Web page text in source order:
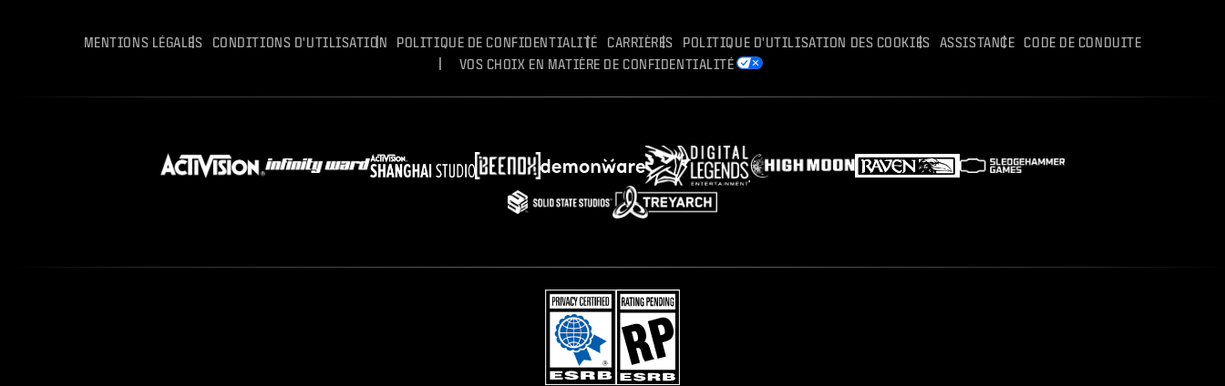
MENTIONS LÉGALES CONDITIONS D'UTILISATION POLITIQUE DE CONFIDENTIALITÉ CARRIÈRES POLITIQUE D'UTILISATION DES COOKIES ASSISTANCE
CODE DE CONDUITE
VOS CHOIX EN MATIÈRE DE CONFIDENTIALITÉ